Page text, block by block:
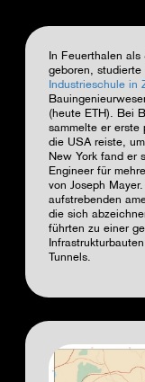
In Feuerthalen
geboren,
Industrieschule in
(heute ETH). Bei
sammelte er erste
die USA reiste,
New York fand er
Engineer für
von Joseph
aufstrebenden
die sich
führten zu einer
Tunnels.